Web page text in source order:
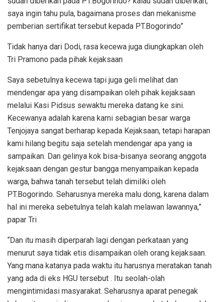
saya ingin tahu pula, bagaimana proses dan mekanisme
pemberian sertifikat tersebut kepada PT.Bogorindo”
Tidak hanya dari Dodi, rasa kecewa juga diungkapkan oleh
Tri Pramono pada pihak kejaksaan
Saya sebetulnya kecewa tapi juga geli melihat dan
mendengar apa yang disampaikan oleh pihak kejaksaan
melalui Kasi Pidsus sewaktu mereka datang ke sini.
Kecewanya adalah karena kami sebagian besar warga
Tenjojaya sangat berharap kepada Kejaksaan, tetapi harapan
kami hilang begitu saja setelah mendengar apa yang ia
sampaikan. Dan gelinya kok bisa-bisanya seorang anggota
kejaksaan dengan gestur bangga menyampaikan kepada
warga, bahwa tanah tersebut telah dimiliki oleh
PT.Bogorindo. Seharusnya mereka malu dong, karena dalam
hal ini mereka sebetulnya telah kalah melawan lawannya,”
papar Tri
“Dan itu masih diperparah lagi dengan perkataan yang
menurut saya tidak etis disampaikan oleh orang kejaksaan.
Yang mana katanya pada waktu itu harusnya meratakan tanah
yang ada di eks HGU tersebut . Itu seolah-olah
mengintimidasi masyarakat. Seharusnya aparat penegak